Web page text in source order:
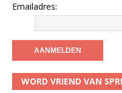
Emailadres:
WORD VRIEND VAN